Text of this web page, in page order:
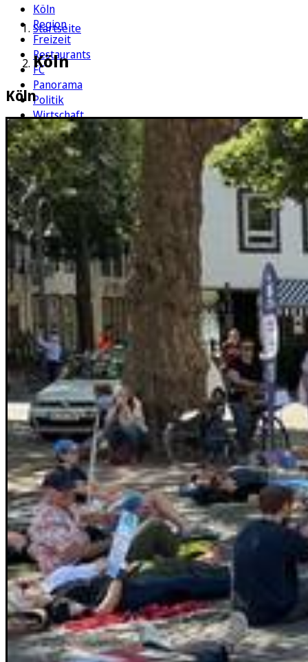
Köln
Region
Freizeit
Restaurants
FC
Panorama
Politik
Wirtschaft
Kultur
Rätsel
Newsletter
E-Paper
Startseite
Köln
Köln